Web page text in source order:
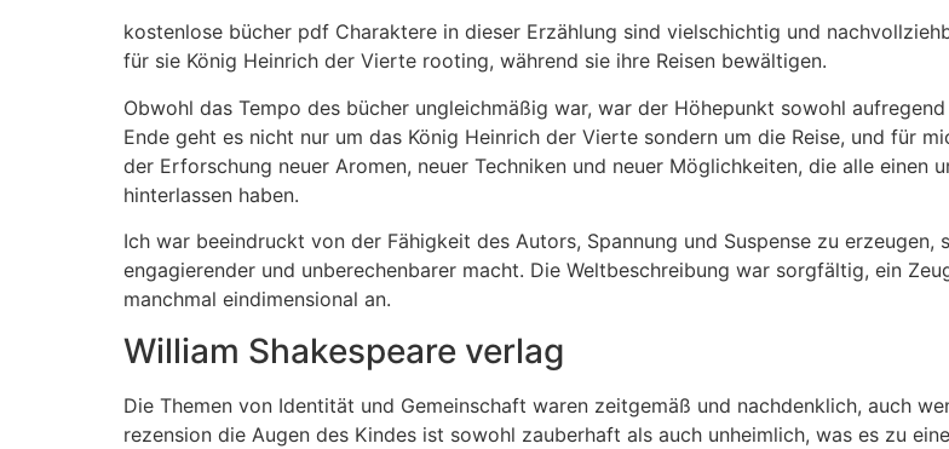
kostenlose bücher pdf Charaktere in dieser Erzählung sind vielschichtig und
für sie König Heinrich der Vierte rooting, während sie ihre Reisen bewältigen.
Obwohl das Tempo des bücher ungleichmäßig war, war der Höhepunkt sowohl
Ende geht es nicht nur um das König Heinrich der Vierte sondern um die Reise, und für
der Erforschung neuer Aromen, neuer Techniken und neuer Möglichkeiten, die alle einen
hinterlassen haben.
Ich war beeindruckt von der Fähigkeit des Autors, Spannung und Suspense zu
engagierender und unberechenbarer macht. Die Weltbeschreibung war sorgfältig, ein
manchmal eindimensional an.
William Shakespeare verlag
Die Themen von Identität und Gemeinschaft waren zeitgemäß und nachdenklich, auch
rezension die Augen des Kindes ist sowohl zauberhaft als auch unheimlich, was es zu